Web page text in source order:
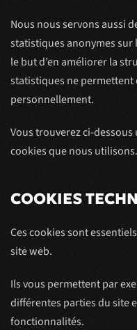
Nous nous servons aussi
statistiques anonymes
le but d’en améliorer la
statistiques ne
personnellement.
Vous trouverez ci-
cookies que nous utilisons.
COOKIES
Ces cookies sont
site web.
Ils vous permettent par
différentes parties du site
fonctionnalités.